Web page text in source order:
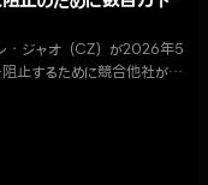
・ジャオ（CZ）が2026年5
止するために競合他社が大
、業界内の葛藤が深まって